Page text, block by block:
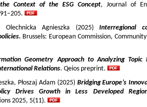
Context of the ESG Concept, Journal of
Agnieszka (2025)Interregional
Brussels: European Commission,
Geometry Approach to Analyzing Topic
Relations. Qeios preprint.
Płoszaj Adam (2025) Bridging Europe’s
Drives Growth in Less Developed
2025, 5(11).